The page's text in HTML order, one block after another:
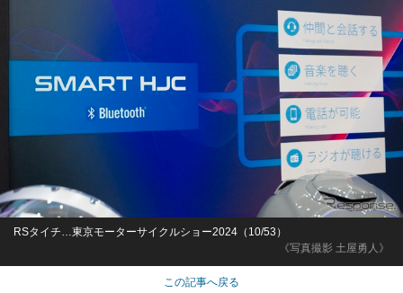
《写真撮影 土屋勇人》
RSタイチ…東京モーターサイクルショー2024（10/53）
この記事へ戻る